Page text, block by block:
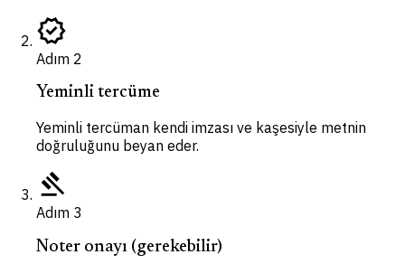
verified
Adım 2
Yeminli tercüme
Yeminli tercüman kendi imzası ve kaşesiyle metnin
doğruluğunu beyan eder.
gavel
Adım 3
Noter onayı (gerekebilir)